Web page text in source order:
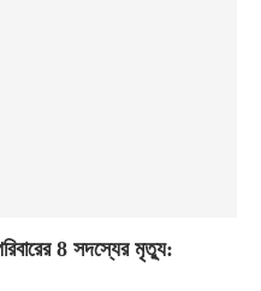
8 সদস্যের মৃত্যু: